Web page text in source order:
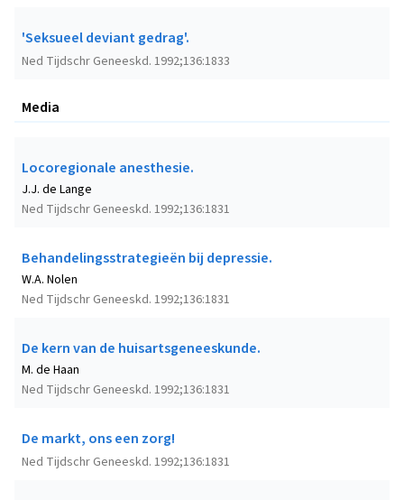
'Seksueel deviant gedrag'.
Ned Tijdschr Geneeskd. 1992;136:1833
Media
Locoregionale anesthesie.
Ned Tijdschr Geneeskd. 1992;136:1831
J.J. de Lange
Behandelingsstrategieën bij depressie.
Ned Tijdschr Geneeskd. 1992;136:1831
W.A. Nolen
De kern van de huisartsgeneeskunde.
Ned Tijdschr Geneeskd. 1992;136:1831
M. de Haan
De markt, ons een zorg!
Ned Tijdschr Geneeskd. 1992;136:1831